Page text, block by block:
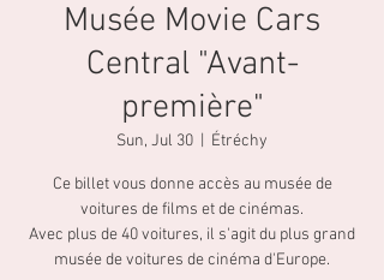
Musée Movie Cars
Central "Avant-
première"
Sun, Jul 30 Étréchy
Ce billet vous donne accès au musée de
voitures de films et de cinémas.
Avec plus de 40 voitures, il s'agit du plus grand
musée de voitures de cinéma d'Europe.